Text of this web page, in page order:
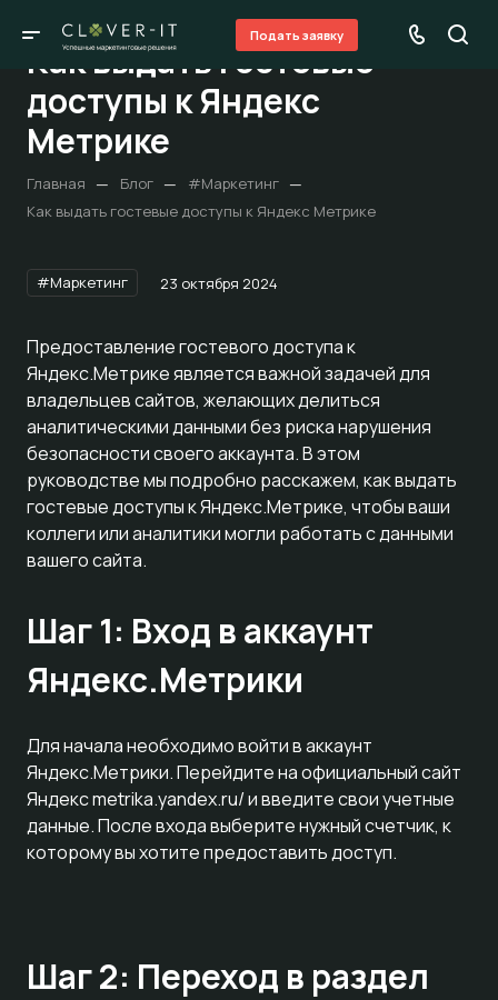
Подать заявку
Как выдать гостевые
доступы к Яндекс
Метрике
Главная — Блог — #Маркетинг —
Как выдать гостевые доступы к Яндекс Метрике
#Маркетинг 23 октября 2024
Предоставление гостевого доступа к
Яндекс.Метрике является важной задачей для
владельцев сайтов, желающих делиться
аналитическими данными без риска нарушения
безопасности своего аккаунта. В этом
руководстве мы подробно расскажем, как выдать
гостевые доступы к Яндекс.Метрике, чтобы ваши
коллеги или аналитики могли работать с данными
вашего сайта.
Шаг 1: Вход в аккаунт
Яндекс.Метрики
Для начала необходимо войти в аккаунт
Яндекс.Метрики. Перейдите на официальный сайт
Яндексmetrika.yandex.ru/и введите свои учетные
данные. После входа выберите нужный счетчик, к
которому вы хотите предоставить доступ.
Шаг 2: Переход в раздел